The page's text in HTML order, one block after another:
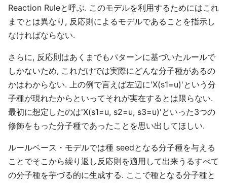
Reaction Ruleと呼ぶ. このモデルを利用するためにはこれ
までとは異なり, 反応則によるモデルであることを指示し
なければならない.
さらに, 反応則はあくまでもパターンに基づいたルールで
しかないため, これだけでは実際にどんな分子種があるの
かはわからない. 上の例で言えば左辺に'X(s1=u)'という分
子種が現れたからといってそれが実在するとは限らない.
最初に想定したのは'X(s1=u, s2=u, s3=u)'といった3つの
修飾をもった分子種であったことを思い出してほしい.
ルールベース・モデルでは種 seedとなる分子種を与える
ことでそこから繰り返し反応則を適用して出来うるすべて
の分子種を芋づる的に生成する. ここで種となる分子種と